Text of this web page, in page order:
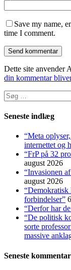
Save my name,
time I comment.
Dette site anvender
din kommentar
Søg
efter:
Seneste indlæg
“Meta
internettet og
“FrP på 32
august 2026
“Invasionen
august 2026
“Demokratisk
forbindelser”
“Derfor har
“De politisk
sorte
massive
Seneste